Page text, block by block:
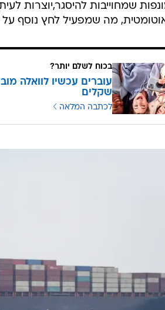
שמחוייבות להיסגר,יוצרות
אוטומטית, מה שמפעיל לחץ נוסף
בכוח לשלם יותר?
שקלים
לכתבה המלאה